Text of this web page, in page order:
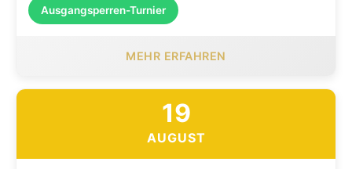
Ausgangsperren-Turnier
MEHR ERFAHREN
19
AUGUST